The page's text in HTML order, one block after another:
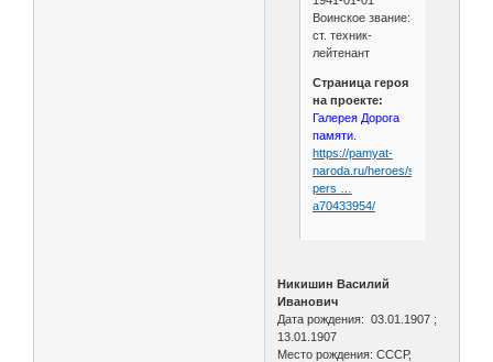
Воинское звание:
ст. техник-
лейтенант
Страница героя
на проекте:
Галерея Дорога
памяти.
https://pamyat-
naroda.ru/heroes/sm-
pers …
a70433954/
Никишин Василий
Иванович
Дата рождения: 03.01.1907 ;
13.01.1907
Место рождения: СССР,